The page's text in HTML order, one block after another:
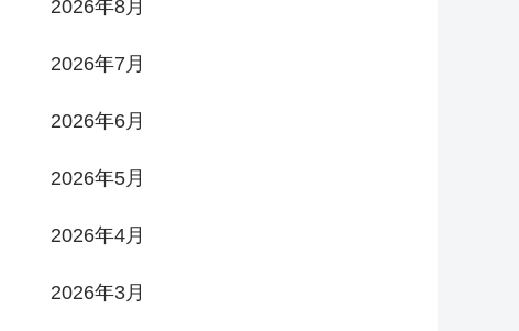
2026年8月
2026年7月
2026年6月
2026年5月
2026年4月
2026年3月